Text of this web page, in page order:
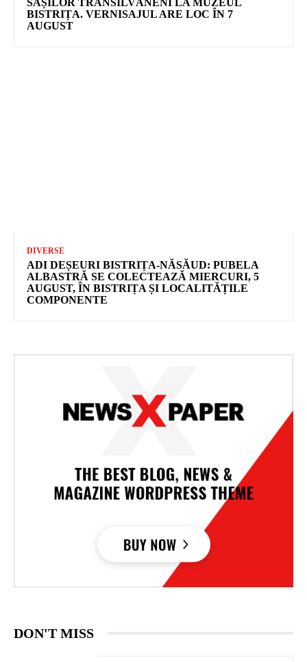
BISTRIȚA. VERNISAJUL ARE LOC ÎN 7
AUGUST
DIVERSE
ADI DEȘEURI BISTRIȚA-NĂSĂUD: PUBELA
ALBASTRĂ SE COLECTEAZĂ MIERCURI, 5
AUGUST, ÎN BISTRIȚA ȘI LOCALITĂȚILE
COMPONENTE
DON'T MISS